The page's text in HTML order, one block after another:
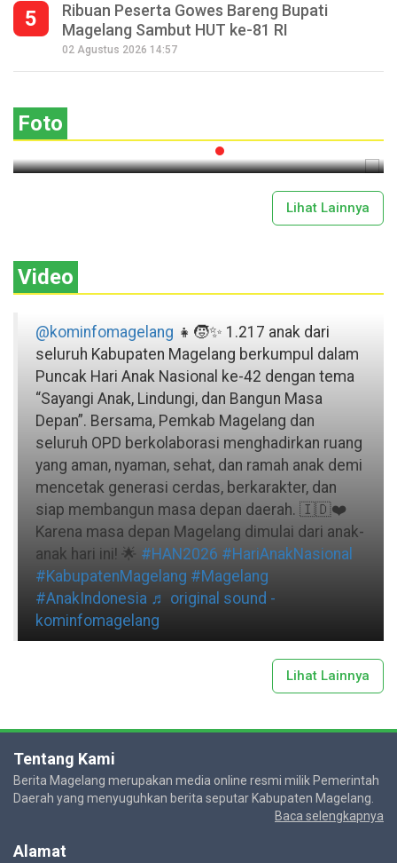
5
Ribuan Peserta Gowes Bareng Bupati
Magelang Sambut HUT ke-81 RI
02 Agustus 2026 14:57
Foto
Seperempat Abad Perhelatan Festival
Lima Gunung XXV Kobarkan Semangat
Lihat Lainnya
Video
@kominfomagelang 👧🧒✨ 1.217 anak dari
seluruh Kabupaten Magelang berkumpul dalam
Puncak Hari Anak Nasional ke-42 dengan tema
“Sayangi Anak, Lindungi, dan Bangun Masa
Depan”. Bersama, Pemkab Magelang dan
seluruh OPD berkolaborasi menghadirkan ruang
yang aman, nyaman, sehat, dan ramah anak demi
mencetak generasi cerdas, berkarakter, dan
siap membangun masa depan daerah. 🇮🇩❤️
Karena masa depan Magelang dimulai dari anak-
anak hari ini! 🌟 #HAN2026 #HariAnakNasional
#KabupatenMagelang #Magelang
#AnakIndonesia ♬ original sound -
kominfomagelang
Lihat Lainnya
Tentang Kami
Berita Magelang merupakan media online resmi milik Pemerintah
Daerah yang menyuguhkan berita seputar Kabupaten Magelang.
Baca selengkapnya
Alamat